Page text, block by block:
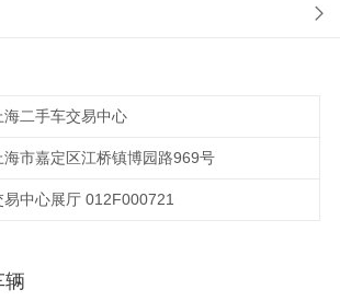

海二手车交易中心
海市嘉定区江桥镇博园路969号
易中心展厅 012F000721
辆